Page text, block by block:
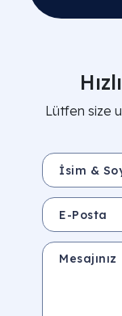
Lütfen size
İsim & Soyisim *
E-Posta
Mesajınız